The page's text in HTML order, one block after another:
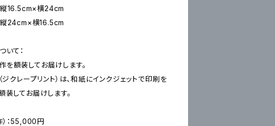
16.5cm×横24cm
24cm×横16.5cm
いて：
額装してお届けします。
クレープリント）は、和紙にインクジェットで印刷を
装してお届けします。
：55,000円